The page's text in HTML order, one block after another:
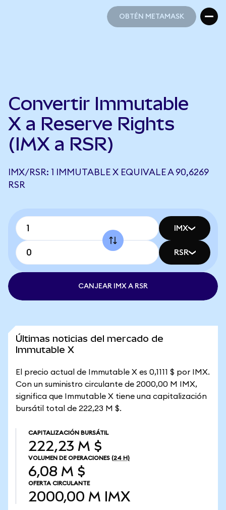
OBTÉN METAMASK
Convertir Immutable
X a Reserve Rights
(IMX a RSR)
IMX/RSR: 1 IMMUTABLE X EQUIVALE A 90,6269
RSR
IMX
RSR
CANJEAR IMX A RSR
Últimas noticias del mercado de
Immutable X
El precio actual de Immutable X es 0,1111 $ por IMX.
Con un suministro circulante de 2000,00 M IMX,
significa que Immutable X tiene una capitalización
bursátil total de 222,23 M $.
CAPITALIZACIÓN BURSÁTIL
222,23 M $
VOLUMEN DE OPERACIONES (24 H)
6,08 M $
OFERTA CIRCULANTE
2000,00 M IMX